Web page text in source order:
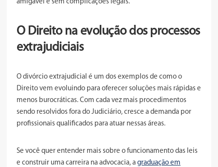
amigável e sem complicações legais.
O Direito na evolução dos processos
extrajudiciais
O divórcio extrajudicial é um dos exemplos de como o
Direito vem evoluindo para oferecer soluções mais rápidas e
menos burocráticas. Com cada vez mais procedimentos
sendo resolvidos fora do Judiciário, cresce a demanda por
profissionais qualificados para atuar nessas áreas.
Se você quer entender mais sobre o funcionamento das leis
e construir uma carreira na advocacia, a graduação em